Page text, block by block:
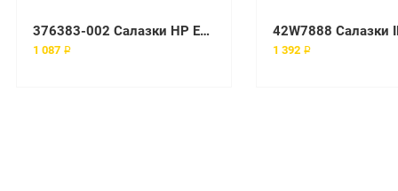
376383-002 Салазки HP Enterprise 2.5 SAS/SATA For G5 G6 G7
1 087 ₽ 1 392 ₽